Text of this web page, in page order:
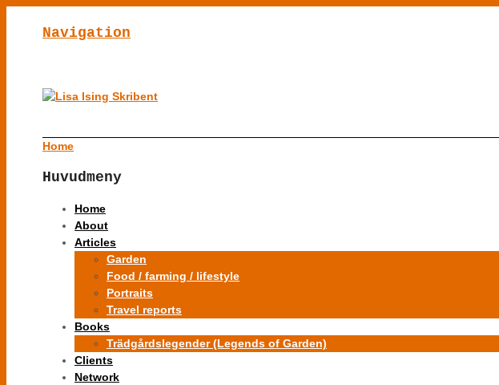
Navigation
Home
Huvudmeny
Home
About
Articles
Garden
Food / farming / lifestyle
Portraits
Travel reports
Books
Trädgårdslegender (Legends of Garden)
Clients
Network